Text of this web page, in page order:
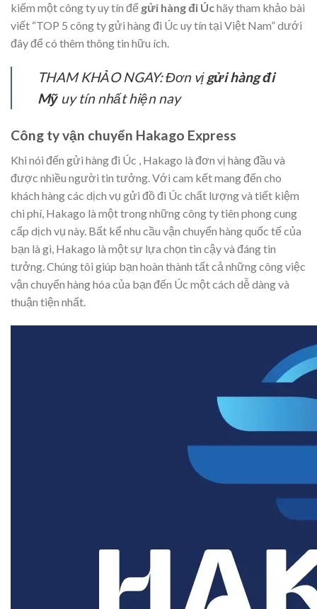
kiếm một công ty uy tín để gửi hàng đi Úchãy tham khảo bài
viết “TOP 5 công ty gửi hàng đi Úc uy tín tại Việt Nam” dưới
đây để có thêm thông tin hữu ích.
THAM KHẢO NGAY: Đơn vịgửi hàng đi
Mỹ uy tín nhất hiện nay
Công ty vận chuyển Hakago Express
Khi nói đến gửi hàng đi Úc , Hakago là đơn vị hàng đầu và
được nhiều người tin tưởng. Với cam kết mang đến cho
khách hàng các dịch vụ gửi đồ đi Úc chất lượng và tiết kiệm
chi phí, Hakago là một trong những công ty tiên phong cung
cấp dịch vụ này. Bất kể nhu cầu vận chuyển hàng quốc tế của
bạn là gì, Hakago là một sự lựa chọn tin cậy và đáng tin
tưởng. Chúng tôi giúp bạn hoàn thành tất cả những công việc
vận chuyển hàng hóa của bạn đến Úc một cách dễ dàng và
thuận tiện nhất.